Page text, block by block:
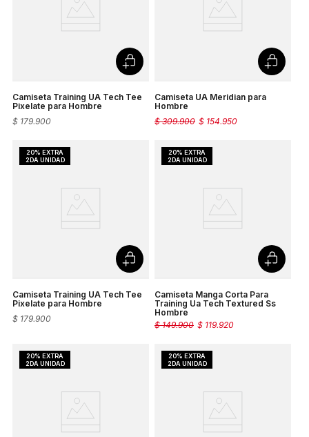
Camiseta Training UA Tech Tee
Pixelate para Hombre
$ 179.900
Camiseta UA Meridian para
Hombre
$ 154.950
$ 309.900
Camiseta Training UA Tech Tee
Pixelate para Hombre
$ 179.900
Camiseta Manga Corta Para
Training Ua Tech Textured Ss
Hombre
$ 119.920
$ 149.900